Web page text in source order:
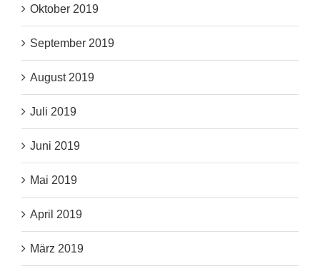
Oktober 2019
September 2019
August 2019
Juli 2019
Juni 2019
Mai 2019
April 2019
März 2019